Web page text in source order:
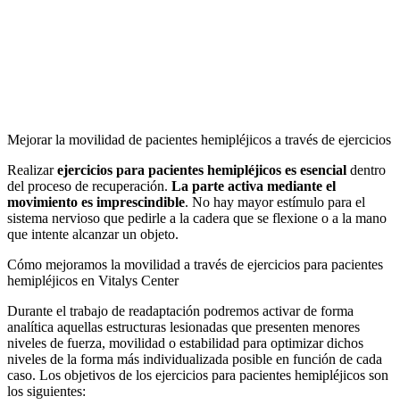
Mejorar la movilidad de pacientes hemipléjicos a través de ejercicios
Realizarejercicios para pacientes hemipléjicos es esencial dentro
del proceso de recuperación. La parte activa mediante el
movimiento es imprescindible. No hay mayor estímulo para el
sistema nervioso que pedirle a la cadera que se flexione o a la mano
que intente alcanzar un objeto.
Cómo mejoramos la movilidad a través de ejercicios para pacientes
hemipléjicos en Vitalys Center
Durante el trabajo de readaptación podremos activar de forma
analítica aquellas estructuras lesionadas que presenten menores
niveles de fuerza, movilidad o estabilidad para optimizar dichos
niveles de la forma más individualizada posible en función de cada
caso. Los objetivos de los ejercicios para pacientes hemipléjicos son
los siguientes: